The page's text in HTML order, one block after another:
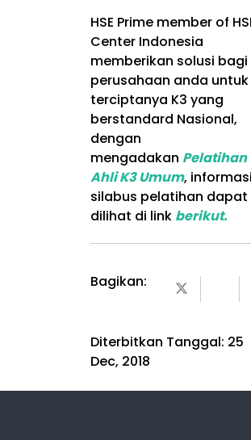
HSE Prime member of
Center Indonesia
memberikan solusi bagi
perusahaan anda untuk
terciptanya K3 yang
berstandard Nasional,
dengan
mengadakan Pelatihan
Ahli K3 Umum, informasi
silabus pelatihan dapat
dilihat di link berikut.
Bagikan:
Diterbitkan Tanggal: 25
Dec, 2018